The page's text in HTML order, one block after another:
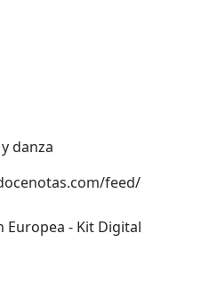
danza
feed/